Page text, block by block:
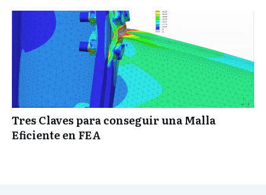
Tres Claves para conseguir una Malla
Eficiente en FEA